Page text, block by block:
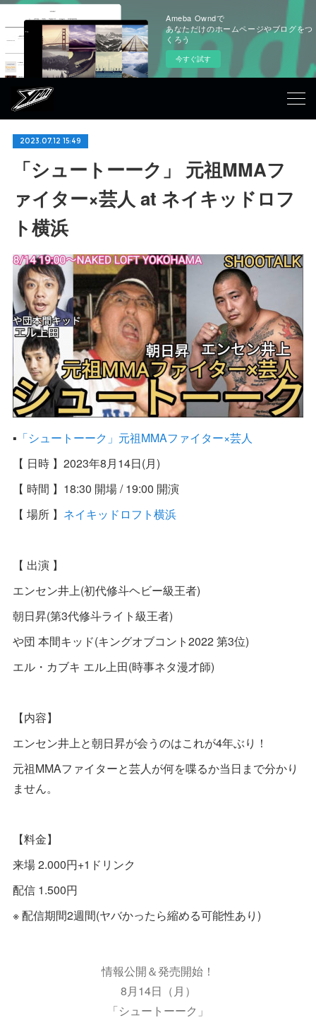
Ameba Owndで
あなただけのホームページやブログをつ
くろう
今すぐ試す
2023.07.12 15:49
「シュートーーク」 元祖MMAフ
ァイター×芸人 at ネイキッドロフ
ト横浜
▪️ 「シュートーーク」元祖MMAファイター×芸人
【 日時 】2023年8月14日(月)
【 時間 】18:30 開場 / 19:00 開演
【 場所 】 ネイキッドロフト横浜
【 出演 】
エンセン井上(初代修斗ヘビー級王者)
朝日昇(第3代修斗ライト級王者)
や団 本間キッド(キングオブコント2022 第3位)
エル・カブキ エル上田(時事ネタ漫才師)
【内容】
エンセン井上と朝日昇が会うのはこれが4年ぶり！
元祖MMAファイターと芸人が何を喋るか当日まで分かり
ません。
【料金】
来場 2.000円+1ドリンク
配信 1.500円
※ 配信期間2週間(ヤバかったら縮める可能性あり)
情報公開＆発売開始！
8月14日（月）
「シュートーーク」